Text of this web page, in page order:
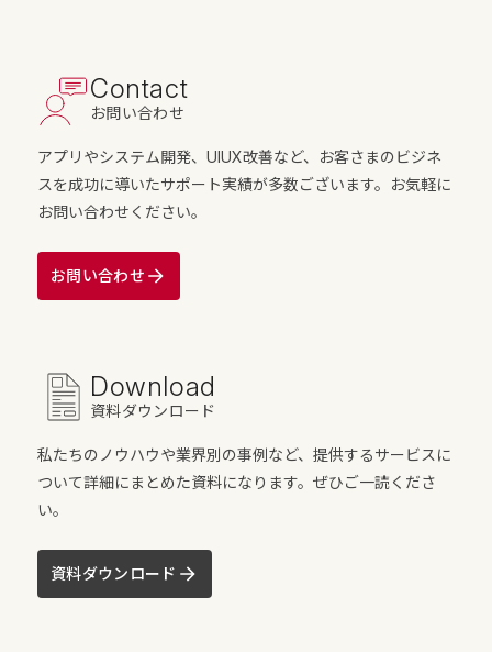
Contact
お問い合わせ
アプリやシステム開発、UIUX改善など、お客さまのビジネ
スを成功に導いたサポート実績が多数ございます。お気軽に
お問い合わせください。
お問い合わせ
Download
資料ダウンロード
私たちのノウハウや業界別の事例など、提供するサービスに
ついて詳細にまとめた資料になります。ぜひご一読くださ
い。
資料ダウンロード